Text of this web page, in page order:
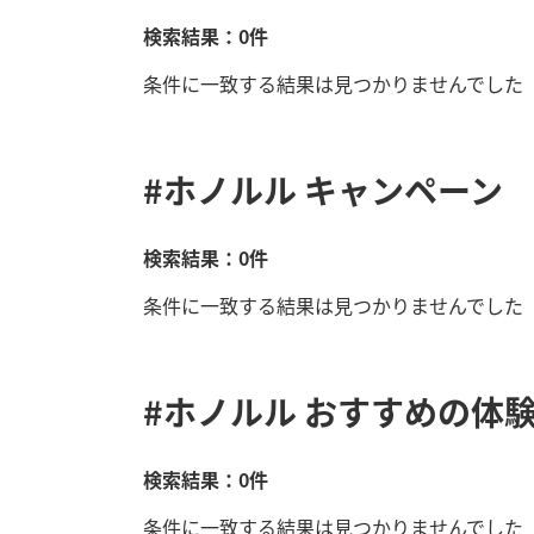
検索結果：0件
条件に一致する結果は見つかりませんでした
#ホノルル キャンペーン
検索結果：0件
条件に一致する結果は見つかりませんでした
#ホノルル おすすめの体
検索結果：0件
条件に一致する結果は見つかりませんでした